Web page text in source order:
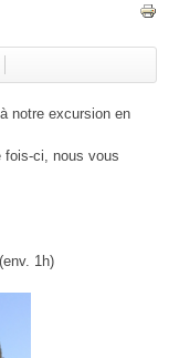
notre excursion en
fois-ci, nous vous
1h)